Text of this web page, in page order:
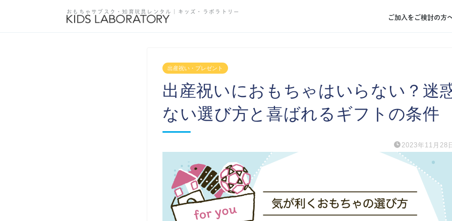
おもちゃサブスク・知育玩具レンタル ｜キッズ・ラボラトリー
ご加入をご検討の方
出産祝い・プレゼント
出産祝いにおもちゃはいらない？迷
ない選び方と喜ばれるギフトの条件
2023年11月28